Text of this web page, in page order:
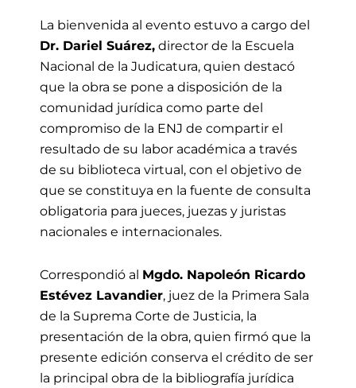
La bienvenida al evento estuvo a cargo del
Dr. Dariel Suárez, director de la Escuela
Nacional de la Judicatura, quien destacó
que la obra se pone a disposición de la
comunidad jurídica como parte del
compromiso de la ENJ de compartir el
resultado de su labor académica a través
de su biblioteca virtual, con el objetivo de
que se constituya en la fuente de consulta
obligatoria para jueces, juezas y juristas
nacionales e internacionales.
Correspondió al Mgdo. Napoleón Ricardo
Estévez Lavandier, juez de la Primera Sala
de la Suprema Corte de Justicia, la
presentación de la obra, quien firmó que la
presente edición conserva el crédito de ser
la principal obra de la bibliografía jurídica